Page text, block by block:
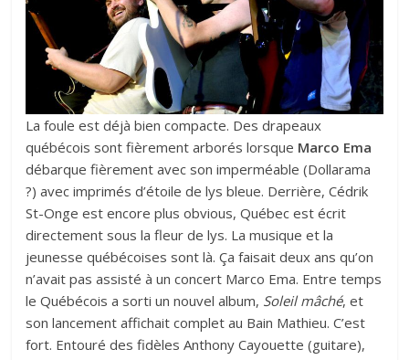
La foule est déjà bien compacte. Des drapeaux
québécois sont fièrement arborés lorsque Marco Ema
débarque fièrement avec son imperméable (Dollarama
?) avec imprimés d’étoile de lys bleue. Derrière, Cédrik
St-Onge est encore plus obvious, Québec est écrit
directement sous la fleur de lys. La musique et la
jeunesse québécoises sont là. Ça faisait deux ans qu’on
n’avait pas assisté à un concert Marco Ema. Entre temps
le Québécois a sorti un nouvel album, Soleil mâché, et
son lancement affichait complet au Bain Mathieu. C’est
fort. Entouré des fidèles Anthony Cayouette (guitare),